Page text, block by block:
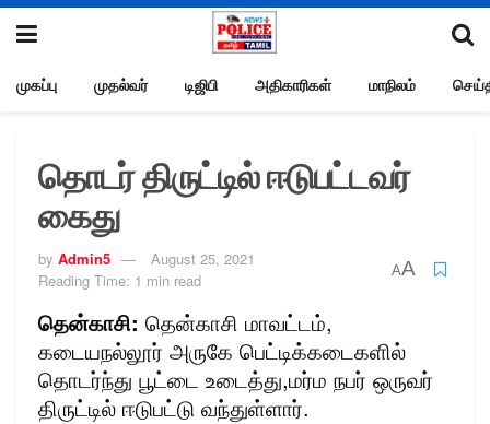
முகப்பு முதல்வர் டிஜிபி அதிகாரிகள் மாநிலம்
தொடர் திருட்டில் ஈடுபட்டவர்
கைது
by Admin5
August 25, 2021
Reading Time: 1 min read
AA
தென்காசி: தென்காசி மாவட்டம்,
கடையநல்லூர் அருகே பெட்டிக்கடைகளில்
தொடர்ந்து பூட்டை உடைத்து,மர்ம நபர் ஒருவர்
திருட்டில் ஈடுபட்டு வந்துள்ளார்.